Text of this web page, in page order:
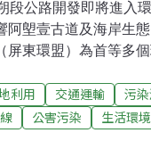
段公路開發即將進入
阿塱壹古道及海岸生
屏東環盟）為首等多
加環評大會，力阻開
解套，要「當地居民因
將出席環評大會表達反
我是徹底反對的」，留
利用 交通運輸 污
公害污染 生活環境